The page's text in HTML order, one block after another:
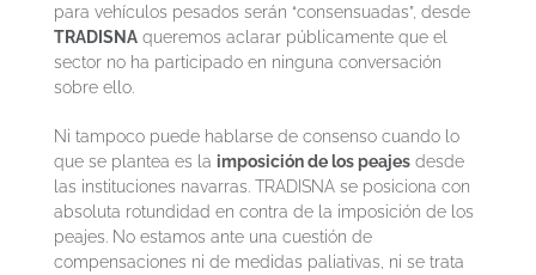
para vehículos pesados serán “consensuadas”, desde
TRADISNAqueremos aclarar públicamente que el
sector no ha participado en ninguna conversación
sobre ello.
Ni tampoco puede hablarse de consenso cuando lo
que se plantea es la imposición de los peajesdesde
las instituciones navarras. TRADISNA se posiciona con
absoluta rotundidad en contra de la imposición de los
peajes. No estamos ante una cuestión de
compensaciones ni de medidas paliativas, ni se trata